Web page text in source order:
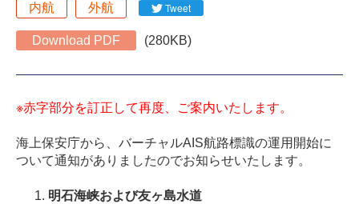
内航 外航 Tweet
Download PDF (280KB)
※赤字部分を訂正して再度、ご案内いたします。
海上保安庁から、バーチャルAIS航路標識の運用開始に
ついて通知がありましたのでお知らせいたします。
明石海峡および友ヶ島水道